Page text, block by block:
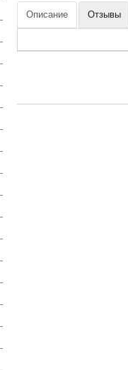
Описание Отзывы